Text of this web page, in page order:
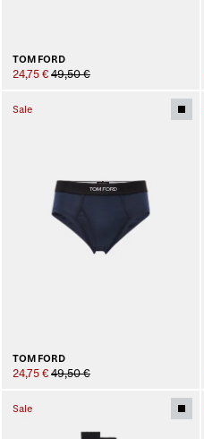
TOM FORD
24,75 € 49,50 €
Sale
TOM FORD
24,75 € 49,50 €
Sale